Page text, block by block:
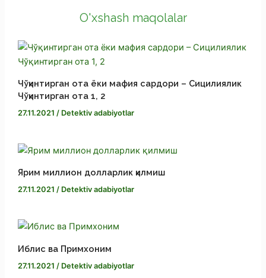
m
n
g
e
n
e
O'xshash maqolalar
Чўқинтирган ота ёки мафия сардори – Сицилиялик
Чўқинтирган ота 1, 2
27.11.2021 / Detektiv adabiyotlar
Ярим миллион долларлик қилмиш
27.11.2021 / Detektiv adabiyotlar
Иблис ва Примхоним
27.11.2021 / Detektiv adabiyotlar